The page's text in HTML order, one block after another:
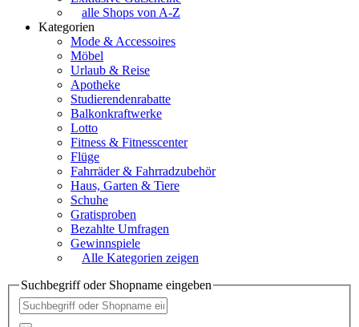
alle Shops von A-Z
Kategorien
Mode & Accessoires
Möbel
Urlaub & Reise
Apotheke
Studierendenrabatte
Balkonkraftwerke
Lotto
Fitness & Fitnesscenter
Flüge
Fahrräder & Fahrradzubehör
Haus, Garten & Tiere
Schuhe
Gratisproben
Bezahlte Umfragen
Gewinnspiele
Alle Kategorien zeigen
Suchbegriff oder Shopname eingeben